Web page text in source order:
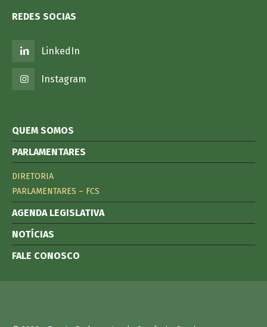
REDES SOCIAS
LinkedIn
Instagram
QUEM SOMOS
PARLAMENTARES
DIRETORIA
PARLAMENTARES – FCS
AGENDA LEGISLATIVA
NOTÍCIAS
FALE CONOSCO